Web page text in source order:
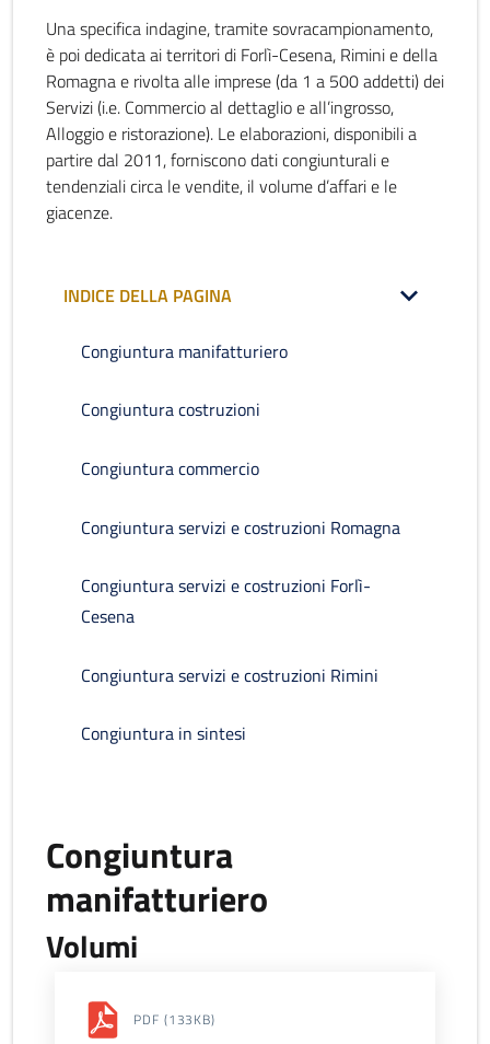
Una specifica indagine, tramite sovracampionamento,
è poi dedicata ai territori di Forlì-Cesena, Rimini e della
Romagna e rivolta alle imprese (da 1 a 500 addetti) dei
Servizi (i.e. Commercio al dettaglio e all’ingrosso,
Alloggio e ristorazione). Le elaborazioni, disponibili a
partire dal 2011, forniscono dati congiunturali e
tendenziali circa le vendite, il volume d’affari e le
giacenze.
INDICE DELLA PAGINA
Congiuntura manifatturiero
Congiuntura costruzioni
Congiuntura commercio
Congiuntura servizi e costruzioni Romagna
Congiuntura servizi e costruzioni Forlì-
Cesena
Congiuntura servizi e costruzioni Rimini
Congiuntura in sintesi
Congiuntura
manifatturiero
Volumi
PDF (133KB)